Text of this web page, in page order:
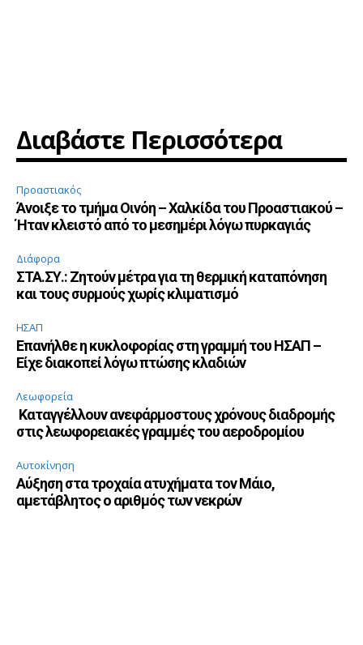
Διαβάστε Περισσότερα
Προαστιακός
Άνοιξε το τμήμα Οινόη – Χαλκίδα του Προαστιακού –
Ήταν κλειστό από το μεσημέρι λόγω πυρκαγιάς
Διάφορα
ΣΤΑ.ΣΥ.: Ζητούν μέτρα για τη θερμική καταπόνηση
και τους συρμούς χωρίς κλιματισμό
ΗΣΑΠ
Επανήλθε η κυκλοφορίας στη γραμμή του ΗΣΑΠ –
Είχε διακοπεί λόγω πτώσης κλαδιών
Λεωφορεία
Καταγγέλλουν ανεφάρμοστους χρόνους διαδρομής
στις λεωφορειακές γραμμές του αεροδρομίου
Αυτοκίνηση
Αύξηση στα τροχαία ατυχήματα τον Μάιο,
αμετάβλητος ο αριθμός των νεκρών